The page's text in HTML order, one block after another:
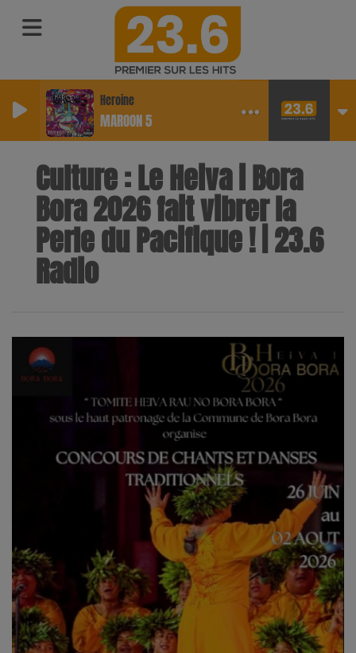
Heroine
MAROON 5
Culture : Le Heiva i Bora
Bora 2026 fait vibrer la
Perle du Pacifique ! | 23.6
Radio